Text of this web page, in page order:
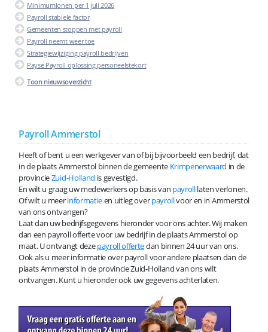
Minimumlonen per 1 juli 2026
Payroll stabiele factor
Gemeenten stoppen met payroll
Payroll neemt weer toe
Strategiewijziging payroll bedrijven
Payse Payroll oplossing personeelstekort
Toon nieuwsoverzicht
Payroll Ammerstol
Heeft of bent u een werkgever van of bij bijvoorbeeld een bedrijf, dat
in de plaats Ammerstol binnen de gemeente Krimpenerwaard in de
provincieZuid-Holland is gevestigd.
En wilt u graag uw medewerkers op basis van payrolllaten verlonen.
Of wilt u meerinformatieen uitleg overpayrollvoor en in Ammerstol
van ons ontvangen?
Laat dan uw bedrijfsgegevens hieronder voor ons achter. Wij maken
dan een payroll offerte voor uw bedrijf in de plaats Ammerstol op
maat. U ontvangt dezepayroll offertedan binnen 24 uur van ons.
Ook als u meer informatie over payroll voor andere plaatsen dan de
plaats Ammerstol in de provincie Zuid-Holland van ons wilt
ontvangen. Kunt u hieronder ook uw gegevens achterlaten.